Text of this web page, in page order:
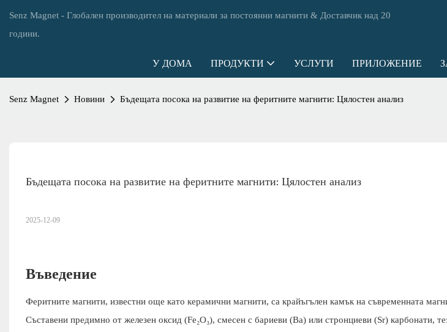
Senz Magnet - Глобален производител на материали за постоянни магнити & Доставчик над 20
години.
У ДОМА ПРОДУКТИ УСЛУГИ ПРИЛОЖЕНИЕ
Senz Magnet Новини Бъдещата посока на развитие на феритните магнити: Цялостен анализ
Бъдещата посока на развитие на феритните магнити: Цялостен анализ
2025-12-09
Въведение
Феритните магнити, известни още като керамични магнити, са крайъгълен камък на съвременната
Съставени предимно от железен оксид (Fe₂O₃), смесен с бариеви (Ba) или стронциеви (Sr) карбонати,